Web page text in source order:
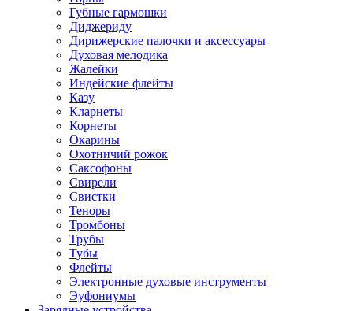
Губные гармошки
Диджериду
Дирижерские палочки и аксессуары
Духовая мелодика
Жалейки
Индейские флейты
Казу
Кларнеты
Корнеты
Окарины
Охотничий рожок
Саксофоны
Свирели
Свистки
Теноры
Тромбоны
Трубы
Тубы
Флейты
Электронные духовые инструменты
Эуфониумы